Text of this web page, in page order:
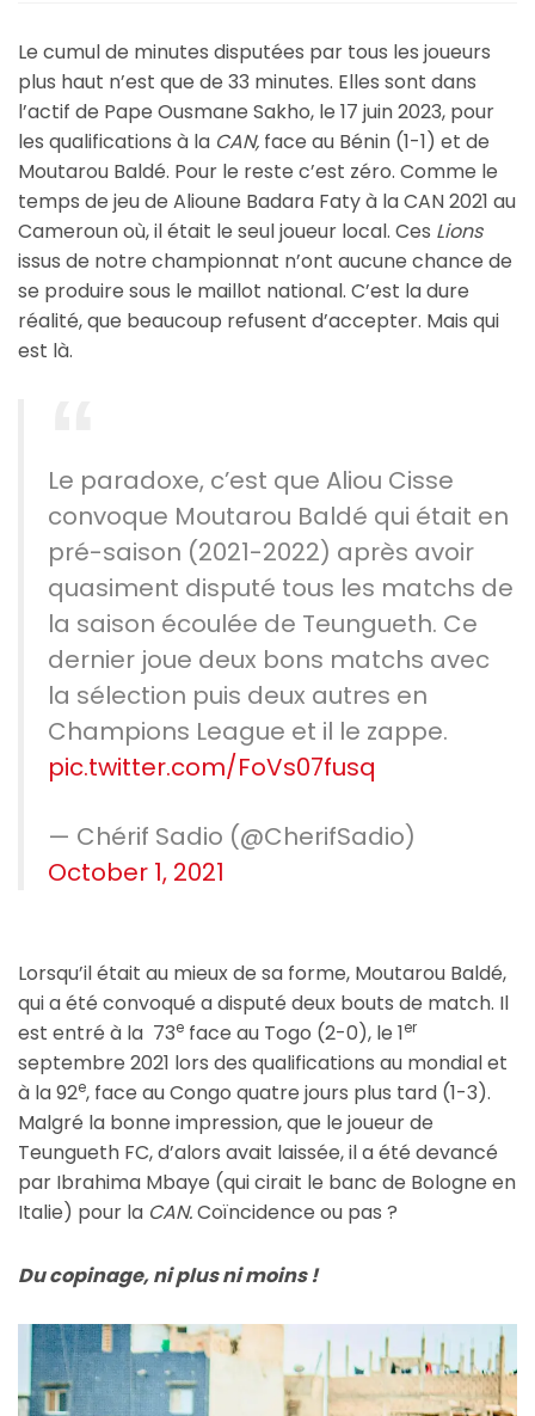
Le cumul de minutes disputées par tous les joueurs
plus haut n’est que de 33 minutes. Elles sont dans
l’actif de Pape Ousmane Sakho, le 17 juin 2023, pour
les qualifications à la CAN, face au Bénin (1-1) et de
Moutarou Baldé. Pour le reste c’est zéro. Comme le
temps de jeu de Alioune Badara Faty à la CAN 2021 au
Cameroun où, il était le seul joueur local. Ces Lions
issus de notre championnat n’ont aucune chance de
se produire sous le maillot national. C’est la dure
réalité, que beaucoup refusent d’accepter. Mais qui
est là.
Le paradoxe, c’est que Aliou Cisse
convoque Moutarou Baldé qui était en
pré-saison (2021-2022) après avoir
quasiment disputé tous les matchs de
la saison écoulée de Teungueth. Ce
dernier joue deux bons matchs avec
la sélection puis deux autres en
Champions League et il le zappe.
pic.twitter.com/FoVs07fusq
— Chérif Sadio (@CherifSadio)
October 1, 2021
Lorsqu’il était au mieux de sa forme, Moutarou Baldé,
qui a été convoqué a disputé deux bouts de match. Il
est entré à la 73e face au Togo (2-0), le 1er
septembre 2021 lors des qualifications au mondial et
à la 92e, face au Congo quatre jours plus tard (1-3).
Malgré la bonne impression, que le joueur de
Teungueth FC, d’alors avait laissée, il a été devancé
par Ibrahima Mbaye (qui cirait le banc de Bologne en
Italie) pour la CAN.Coïncidence ou pas ?
Du copinage, ni plus ni moins !